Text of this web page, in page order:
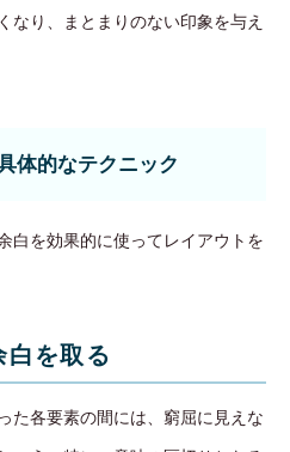
なり、まとまりのない印象を与え
体的なテクニック
白を効果的に使ってレイアウトを
白を取る
た各要素の間には、窮屈に見えな